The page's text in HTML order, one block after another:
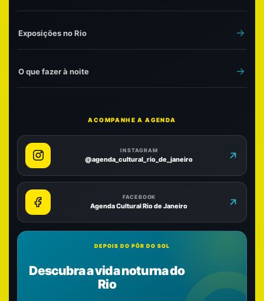
Exposições no Rio
O que fazer à noite
ACOMPANHE A AGENDA
INSTAGRAM
@agenda_cultural_rio_de_janeiro
FACEBOOK
Agenda Cultural Rio de Janeiro
DEPOIS DO PÔR DO SOL
Descubra a vida noturna do
Rio